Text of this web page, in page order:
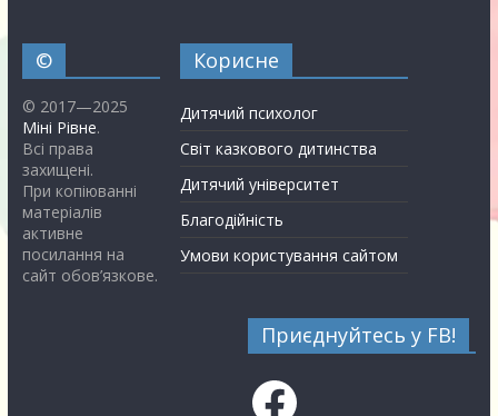
©
© 2017—2025
Міні Рівне.
Всі права
захищені.
При копіюванні
матеріалів
активне
посилання на
сайт обов’язкове.
Корисне
Дитячий психолог
Світ казкового дитинства
Дитячий університет
Благодійність
Умови користування сайтом
Приєднуйтесь у FB!
Facebook